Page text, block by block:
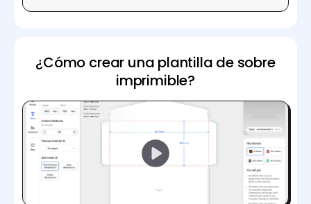
¿Cómo crear una plantilla de sobre
imprimible?